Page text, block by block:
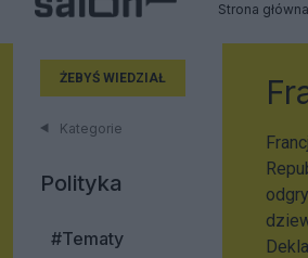
Strona główna
ŻEBYŚ WIEDZIAŁ
Kategorie
Polityka
#Tematy